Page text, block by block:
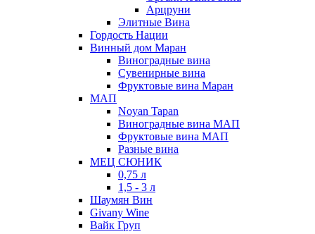
Арцруни
Элитные Вина
Гордость Нации
Винный дом Маран
Виноградные вина
Сувенирные вина
Фруктовые вина Маран
МАП
Noyan Tapan
Виноградные вина МАП
Фруктовые вина МАП
Разные вина
МЕЦ СЮНИК
0,75 л
1,5 - 3 л
Шаумян Вин
Givany Wine
Вайк Груп